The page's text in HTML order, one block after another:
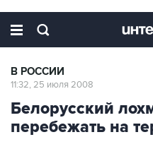
В РОССИИ
11:32, 25 июля 2008
Белорусский
перебежать на